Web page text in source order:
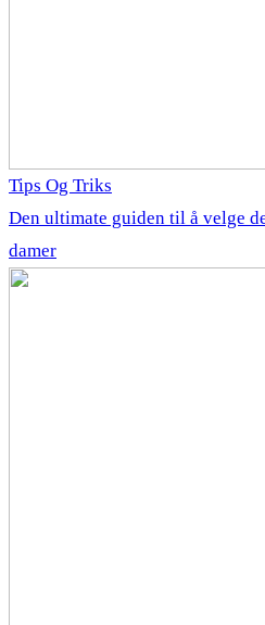
Tips Og Triks
Den ultimate guiden til å velge
damer